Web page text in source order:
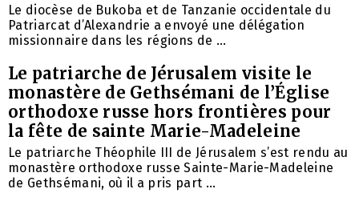
Le diocèse de Bukoba et de Tanzanie occidentale du
Patriarcat d’Alexandrie a envoyé une délégation
missionnaire dans les régions de ...
Le patriarche de Jérusalem visite le
monastère de Gethsémani de l’Église
orthodoxe russe hors frontières pour
la fête de sainte Marie-Madeleine
Le patriarche Théophile III de Jérusalem s’est rendu au
monastère orthodoxe russe Sainte-Marie-Madeleine
de Gethsémani, où il a pris part ...